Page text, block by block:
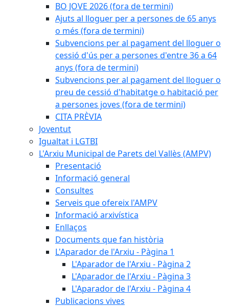
BO JOVE 2026 (fora de termini)
Ajuts al lloguer per a persones de 65 anys
o més (fora de termini)
Subvencions per al pagament del lloguer o
cessió d'ús per a persones d'entre 36 a 64
anys (fora de termini)
Subvencions per al pagament del lloguer o
preu de cessió d'habitatge o habitació per
a persones joves (fora de termini)
CITA PRÈVIA
Joventut
Igualtat i LGTBI
L'Arxiu Municipal de Parets del Vallès (AMPV)
Presentació
Informació general
Consultes
Serveis que ofereix l'AMPV
Informació arxivística
Enllaços
Documents que fan història
L'Aparador de l'Arxiu - Pàgina 1
L'Aparador de l'Arxiu - Pàgina 2
L'Aparador de l'Arxiu - Pàgina 3
L'Aparador de l'Arxiu - Pàgina 4
Publicacions vives